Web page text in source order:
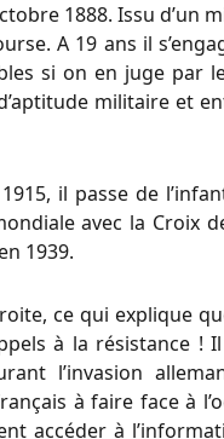
1888. Issu d’un
A 19 ans il
si on en juge par
militaire et
il passe de
avec la Croix
1939.
ce qui explique
à la résistance !
l’invasion
à faire face à
accéder à